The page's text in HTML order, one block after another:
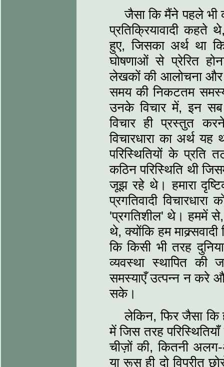
जैसा कि मैंने पहले भी
प्रतिक्रियावादी कहते
हुए, जिसका अर्थ था
घोषणाओं से प्रेरित
लेखकों की आलोचना और
समय की निकटतम
उनके विचार में, इन
विचार ही प्रस्तुत
विचारधारा का अर्थ
परिस्थितियों के प्रति
कठिन परिस्थिति थी
जूझ रहे थे। हमारा
प्रगतिवादी
'प्रगतिशील' थे। हममें
थे, क्योंकि हम
कि किसी भी तरह
व्यवस्था स्थापित की
समस्याएँ उत्पन्न न करे
सके।
लेकिन, फिर जैसा कि
में जिस तरह
चीज़ों की, कितनी
या रूस ही दो विपरीत